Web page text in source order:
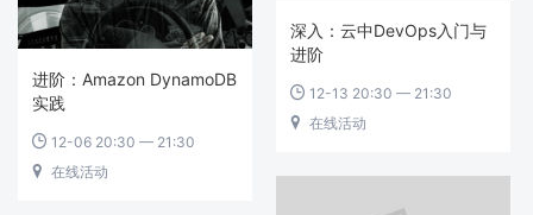
深入：云中DevOps入门与
进阶
 12-13 20:30 — 21:30
 在线活动
进阶：Amazon DynamoDB
实践
 12-06 20:30 — 21:30
 在线活动